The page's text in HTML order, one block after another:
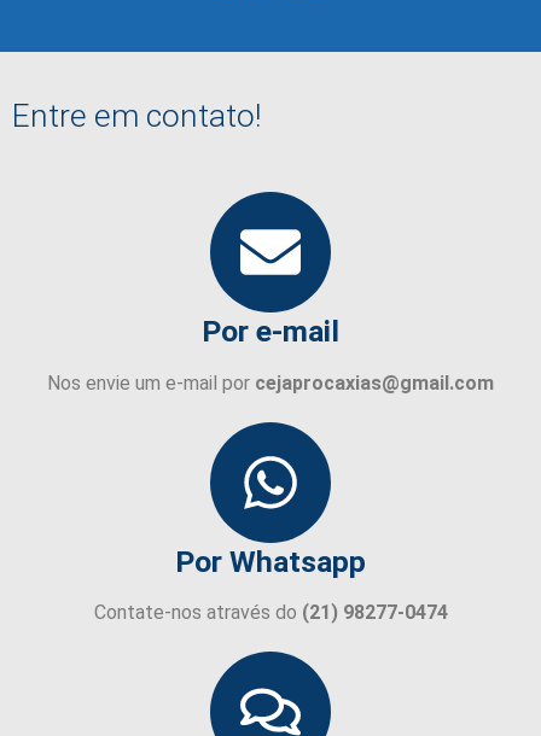
Entre em contato!
Por e-mail
Nos envie um e-mail por cejaprocaxias@gmail.com
Por Whatsapp
Contate-nos através do (21) 98277-0474